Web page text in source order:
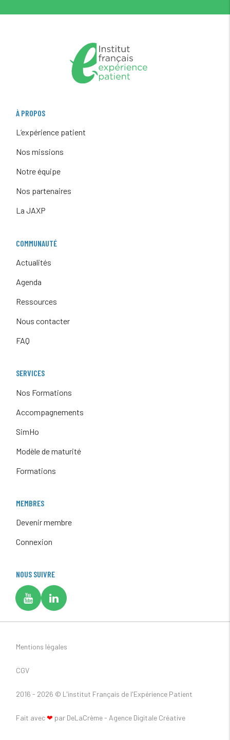
À PROPOS
L’expérience patient
Nos missions
Notre équipe
Nos partenaires
La JAXP
COMMUNAUTÉ
Actualités
Agenda
Ressources
Nous contacter
FAQ
SERVICES
Nos Formations
Accompagnements
SimHo
Modèle de maturité
Formations
MEMBRES
Devenir membre
Connexion
NOUS SUIVRE
Fait avec❤ par DeLaCrème - Agence Digitale Créative
Mentions légales
CGV
2016 - 2026 © L'institut Français de l'Expérience Patient